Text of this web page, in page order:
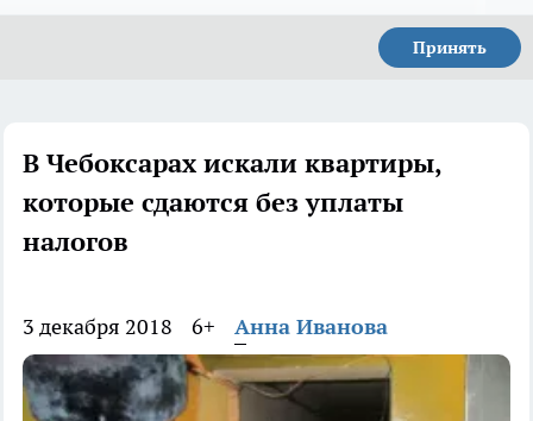
Принять
В Чебоксарах искали квартиры,
которые сдаются без уплаты
налогов
3 декабря 2018 6+ Анна Иванова